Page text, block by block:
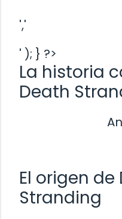
','
' ); } ?>
La historia
Death
El origen de
Stranding